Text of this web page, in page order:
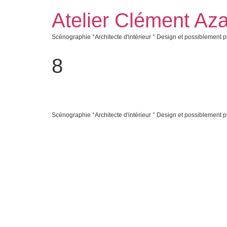
Atelier Clément
Scénographie °Architecte d'intérieur ° Design et possiblement
8
Scénographie °Architecte d'intérieur ° Design et possiblement